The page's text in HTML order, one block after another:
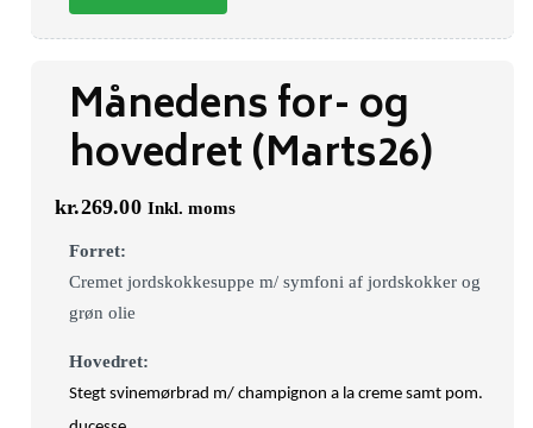
Månedens for- og
hovedret (Marts26)
kr.269.00 Inkl. moms
Forret:
Cremet jordskokkesuppe m/ symfoni af jordskokker og
grøn olie
Hovedret:
Stegt svinemørbrad m/ champignon a la creme samt pom.